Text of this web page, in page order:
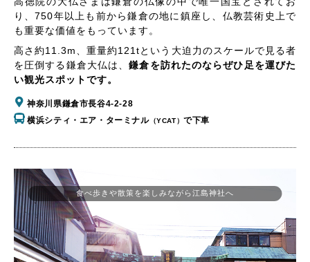
り、750年以上も前から鎌倉の地に鎮座し、仏教芸術史上で
も重要な価値をもっています。
高さ約11.3m、重量約121tという大迫力のスケールで見る者
を圧倒する鎌倉大仏は、鎌倉を訪れたのならぜひ足を運びた
い観光スポットです。
神奈川県鎌倉市長谷4-2-28
横浜シティ・エア・ターミナル（YCAT）で下車
食べ歩きや散策を楽しみながら江島神社へ